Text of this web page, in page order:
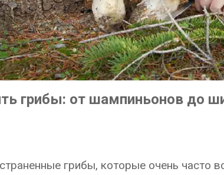
грибы: от шампиньонов до
грибы, которые очень часто